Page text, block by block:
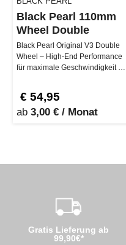
Black Pearl 110mm
Wheel Double
Black Pearl Original V3 Double
Wheel – High-End Performance
für maximale Geschwindigkeit Die
€ 54,95
ab 3,00 € / Monat
Gratis Lieferung ab
99,90€*